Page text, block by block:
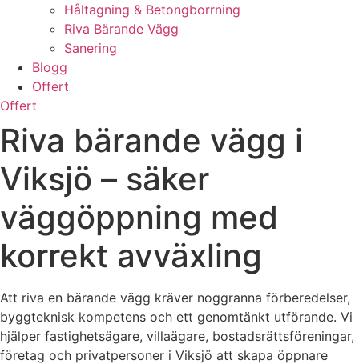
Håltagning & Betongborrning
Riva Bärande Vägg
Sanering
Blogg
Offert
Offert
Riva bärande vägg i
Viksjö – säker
väggöppning med
korrekt avväxling
Att riva en bärande vägg kräver noggranna förberedelser,
byggteknisk kompetens och ett genomtänkt utförande. Vi
hjälper fastighetsägare, villaägare, bostadsrättsföreningar,
företag och privatpersoner i Viksjö att skapa öppnare